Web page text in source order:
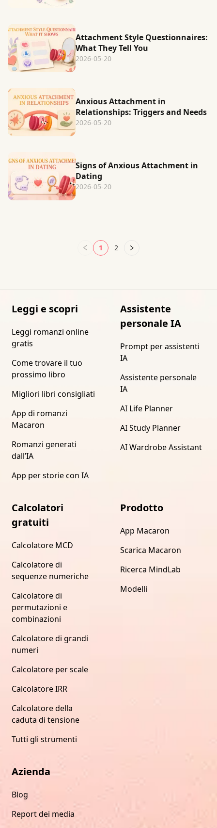
Attachment Style Questionnaires:
What They Tell You
2026-05-20
Anxious Attachment in
Relationships: Triggers and Needs
2026-05-20
Signs of Anxious Attachment in
Dating
2026-05-20
1 2
Leggi e scopri
Leggi romanzi online
gratis
Come trovare il tuo
prossimo libro
Migliori libri consigliati
App di romanzi
Macaron
Romanzi generati
dall’IA
App per storie con IA
Assistente
personale IA
Prompt per assistenti
IA
Assistente personale
IA
AI Life Planner
AI Study Planner
AI Wardrobe Assistant
Calcolatori
gratuiti
Calcolatore MCD
Calcolatore di
sequenze numeriche
Calcolatore di
permutazioni e
combinazioni
Calcolatore di grandi
numeri
Calcolatore per scale
Calcolatore IRR
Calcolatore della
caduta di tensione
Tutti gli strumenti
Prodotto
App Macaron
Scarica Macaron
Ricerca MindLab
Modelli
Azienda
Blog
Report dei media